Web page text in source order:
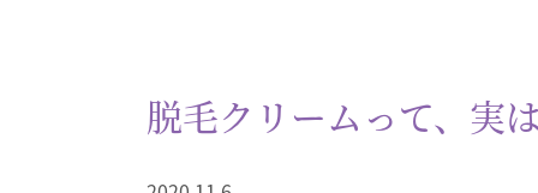
脱毛クリームって、実